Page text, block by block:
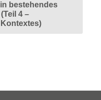
bestehendes
4 –